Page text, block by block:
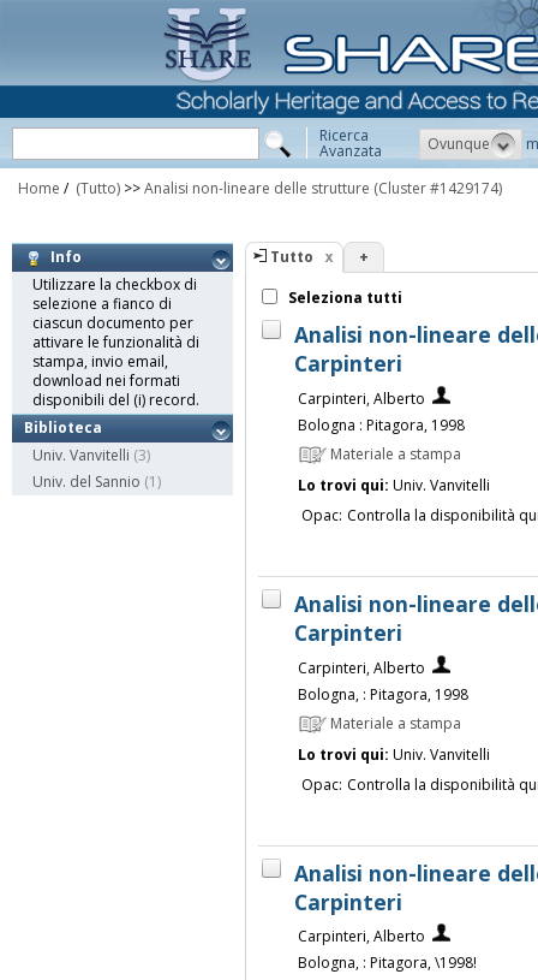
Ricerca
Avanzata Ovunque
Home / (Tutto) >>Analisi non-lineare delle strutture (Cluster #1429174)
Info
Utilizzare la checkbox di
selezione a fianco di
ciascun documento per
attivare le funzionalità di
stampa, invio email,
download nei formati
disponibili del (i) record.
Biblioteca
Univ. Vanvitelli (3)
Univ. del Sannio (1)
Tutto +
Seleziona tutti
Analisi non-lineare
Carpinteri
Carpinteri, Alberto
Bologna : Pitagora, 1998
Materiale a stampa
Lo trovi qui: Univ. Vanvitelli
Opac: Controlla la disponibilità
Analisi non-lineare
Carpinteri
Carpinteri, Alberto
Bologna, : Pitagora, 1998
Materiale a stampa
Lo trovi qui: Univ. Vanvitelli
Opac: Controlla la disponibilità
Analisi non-lineare
Carpinteri
Carpinteri, Alberto
Bologna, : Pitagora, \1998!